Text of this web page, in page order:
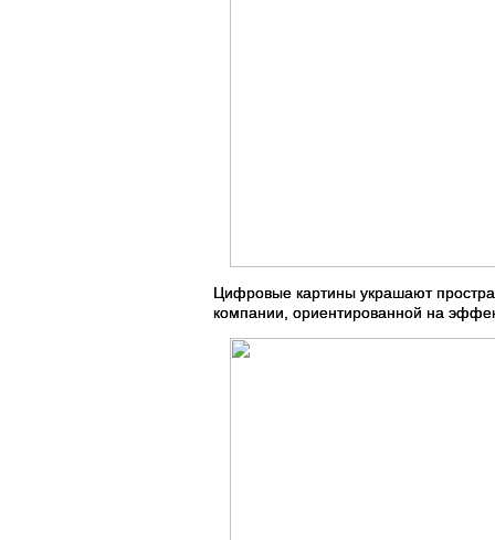
Цифровые картины украшают
компании, ориентированной на